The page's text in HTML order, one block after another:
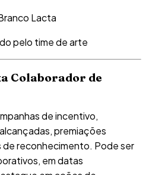
Lacta
pelo time de arte
Colaborador de
de incentivo,
premiações
reconhecimento. Pode ser
em datas